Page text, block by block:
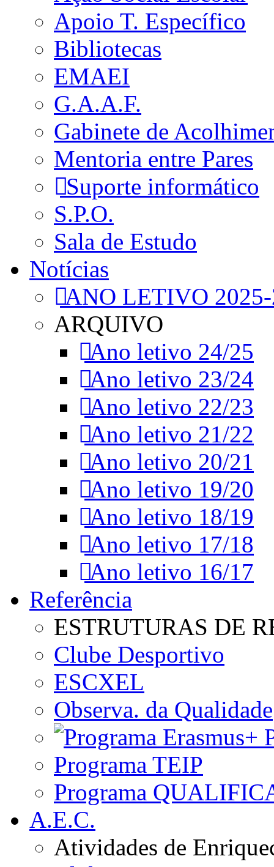
Apoio T. Específico
Bibliotecas
EMAEI
G.A.A.F.
Gabinete de
Mentoria entre Pares
Suporte informático
S.P.O.
Sala de Estudo
Notícias
ANO LETIVO
ARQUIVO
Ano letivo 24/25
Ano letivo 23/24
Ano letivo 22/23
Ano letivo 21/22
Ano letivo 20/21
Ano letivo 19/20
Ano letivo 18/19
Ano letivo 17/18
Ano letivo 16/17
Referência
ESTRUTURAS DE
Clube Desportivo
ESCXEL
Observa. da Qualidade
Programa TEIP
Programa
A.E.C.
Atividades de